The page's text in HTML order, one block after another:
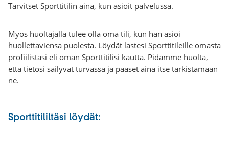
Tarvitset Sporttitilin aina, kun asioit palvelussa.
Myös huoltajalla tulee olla oma tili, kun hän asioi
huollettaviensa puolesta. Löydät lastesi Sporttitileille omasta
profiilistasi eli oman Sporttitilisi kautta. Pidämme huolta,
että tietosi säilyvät turvassa ja pääset aina itse tarkistamaan
ne.
Sporttitililtäsi löydät: